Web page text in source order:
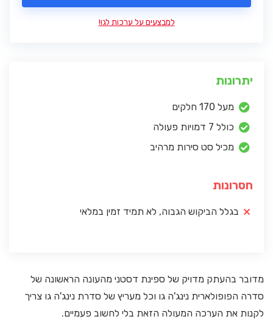
למבצעים על ערכות לגו!
יתרונות
מעל 170 חלקים
כולל 7 דמויות פעולה
מכיל סט סירות מרהיב
חסרונות
בגלל הביקוש הגבוה, לא תמיד זמין במלאי
מדובר בהעתק מדויק של ספינת דסטני מהעונה הראשונה של
סדרה הפופולארית נינג'ה גו וכל מעריץ של סדרת נינג'ה גו צריך
לקנות את הערכה המעולה הזאת בלי לחשוב פעמיים.